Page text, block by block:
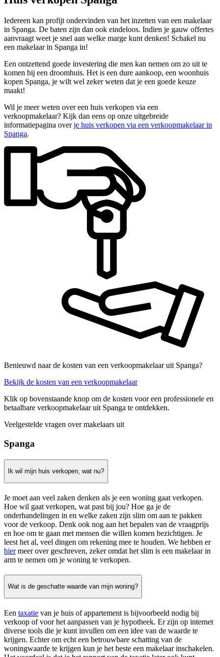
Iedereen kan profijt ondervinden van het inzetten van een makelaar
in Spanga. De baten zijn dan ook eindeloos. Indien je gauw offertes
aanvraagt weet je snel aan welke marge kunt denken! Schakel nu
een makelaar in Spanga in!
Een ontzettend goede investering die men kan nemen om zo uit te
komen bij een droomhuis. Het is een dure aankoop, een woonhuis
kopen Spanga, je wilt wel zeker weten dat je een goede keuze
maakt!
Wil je meer weten over een huis verkopen via een
verkoopmakelaar? Kijk dan eens op onze uitgebreide
informatiepagina overje huis verkopen via een verkoopmakelaar in
Spanga.
Benieuwd naar de kosten van een verkoopmakelaar uit Spanga?
Bekijk de kosten van een verkoopmakelaar
Klik op bovenstaande knop om de kosten voor een professionele en
betaalbare verkoopmakelaar uit Spanga te ontdekken.
Veelgestelde vragen over makelaars uit
Spanga
Ik wil mijn huis verkopen, wat nu?
Je moet aan veel zaken denken als je een woning gaat verkopen.
Hoe wil gaat verkopen, wat past bij jou? Hoe ga je de
onderhandelingen in en welke zaken zijn slim om aan te pakken
voor de verkoop. Denk ook nog aan het bepalen van de vraagprijs
en hoe om te gaan met mensen die willen komen bezichtigen. Je
leest het al, veel dingen om rekening mee te houden. We hebben er
hiermeer over geschreven, zeker omdat het slim is een makelaar in
arm te nemen om je woning te verkopen.
Wat is de geschatte waarde van mijn woning?
Een taxatie van je huis of appartement is bijvoorbeeld nodig bij
verkoop of voor het aanpassen van je hypotheek. Er zijn op internet
diverse tools die je kunt invullen om een idee van de waarde te
krijgen. Echter om echt een betrouwbare schatting van de
woningwaarde te krijgen kun je het beste een makelaar inschakelen.